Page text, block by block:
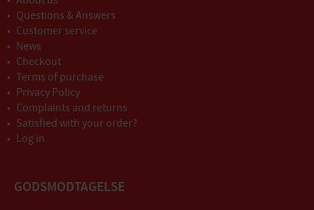
Questions & Answers
Customer service
News
Checkout
Terms of purchase
Privacy Policy
Complaints and returns
Satisfied with your order?
Log in
GODSMODTAGELSE